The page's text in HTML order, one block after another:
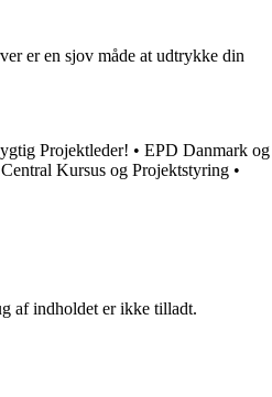
er en sjov måde at udtrykke din
Projektleder! • EPD Danmark og
Kursus og Projektstyring •
af indholdet er ikke tilladt.